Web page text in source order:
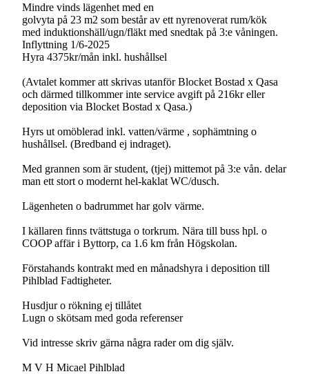
Mindre vinds lägenhet med en
golvyta på 23 m2 som består av ett nyrenoverat rum/kök
med induktionshäll/ugn/fläkt med snedtak på 3:e våningen.
Inflyttning 1/6-2025
Hyra 4375kr/mån inkl. hushållsel
(Avtalet kommer att skrivas utanför Blocket Bostad x Qasa
och därmed tillkommer inte service avgift på 216kr eller
deposition via Blocket Bostad x Qasa.)
Hyrs ut omöblerad inkl. vatten/värme , sophämtning o
hushållsel. (Bredband ej indraget).
Med grannen som är student, (tjej) mittemot på 3:e vån. delar
man ett stort o modernt hel-kaklat WC/dusch.
Lägenheten o badrummet har golv värme.
I källaren finns tvättstuga o torkrum. Nära till buss hpl. o
COOP affär i Byttorp, ca 1.6 km från Högskolan.
Förstahands kontrakt med en månadshyra i deposition till
Pihlblad Fadtigheter.
Husdjur o rökning ej tillåtet
Lugn o skötsam med goda referenser
Vid intresse skriv gärna några rader om dig själv.
M V H Micael Pihlblad